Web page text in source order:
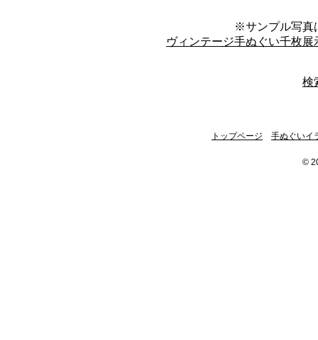
※サンプル写真
ヴィンテージ手ぬぐい千枚展
検
トップページ 手ぬぐいイ
©